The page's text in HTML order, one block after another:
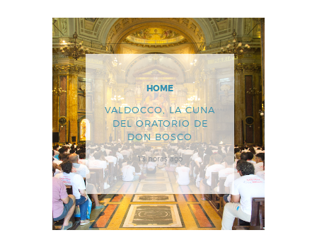
HOME
VALDOCCO, LA CUNA
DEL ORATORIO DE
DON BOSCO
13 horas ago